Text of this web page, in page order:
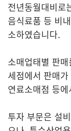
전년동월대비로
음식료품 등 비
소하였습니다.
소매업태별 판
세점에서 판매
연료소매점 등
투자 부문은 설